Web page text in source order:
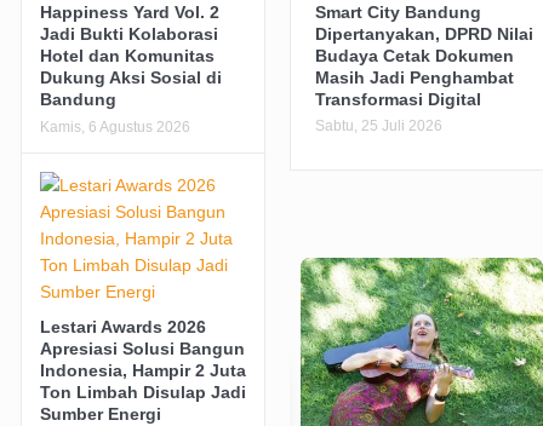
Smart City Bandung
Dipertanyakan, DPRD Nilai
Budaya Cetak Dokumen
Masih Jadi Penghambat
Transformasi Digital
Sabtu, 25 Juli 2026
Happiness Yard Vol. 2
Jadi Bukti Kolaborasi
Hotel dan Komunitas
Dukung Aksi Sosial di
Bandung
Kamis, 6 Agustus 2026
Lestari Awards 2026
Apresiasi Solusi Bangun
Indonesia, Hampir 2 Juta
Ton Limbah Disulap Jadi
Sumber Energi